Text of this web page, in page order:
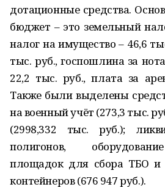
дотационные средства.
бюджет – это земельный
налог на имущество – 46,6
тыс. руб., госпошлина за
22,2 тыс. руб., плата за
Также были выделены
на военный учёт (273,3 тыс.
(2998,332 тыс. руб.);
полигонов,
площадок для сбора ТБО и
контейнеров (676 947 руб.).